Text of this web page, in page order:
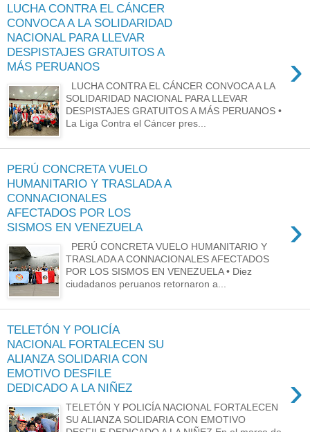
LUCHA CONTRA EL CÁNCER
CONVOCA A LA SOLIDARIDAD
NACIONAL PARA LLEVAR
DESPISTAJES GRATUITOS A
MÁS PERUANOS
›
LUCHA CONTRA EL CÁNCER CONVOCA A LA
SOLIDARIDAD NACIONAL PARA LLEVAR
DESPISTAJES GRATUITOS A MÁS PERUANOS •
La Liga Contra el Cáncer pres...
PERÚ CONCRETA VUELO
HUMANITARIO Y TRASLADA A
CONNACIONALES
AFECTADOS POR LOS
SISMOS EN VENEZUELA
›
PERÚ CONCRETA VUELO HUMANITARIO Y
TRASLADA A CONNACIONALES AFECTADOS
POR LOS SISMOS EN VENEZUELA • Diez
ciudadanos peruanos retornaron a...
TELETÓN Y POLICÍA
NACIONAL FORTALECEN SU
ALIANZA SOLIDARIA CON
EMOTIVO DESFILE
DEDICADO A LA NIÑEZ
›
TELETÓN Y POLICÍA NACIONAL FORTALECEN
SU ALIANZA SOLIDARIA CON EMOTIVO